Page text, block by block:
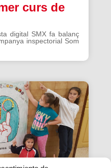
curs de
digital SMX fa balanç
inspectorial Som